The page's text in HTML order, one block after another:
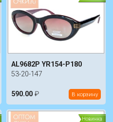
AL9682P YR154-P180
53-20-147
590.00 ₽ В корзину
Новинка